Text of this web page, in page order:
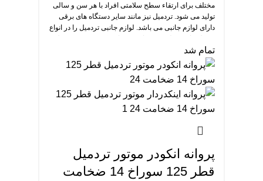
مختلف برای ارتقاء سطح سلامتی افراد با هر سن و سالی
تولید می شود. تردمیل نیز مانند سایر دستگاه های برقی
دارای لوازم جانبی می باشد. لوازم جانبی تردمیل را در انواع
و مدل های مختلف می توانید خریداری کنید. موتور تردمیل
مهم ترین بخش تردمیل است.
تمام شد
پروانه انکودر موتور تردمیل
قطر 125 سوراخ 14 ضخامت